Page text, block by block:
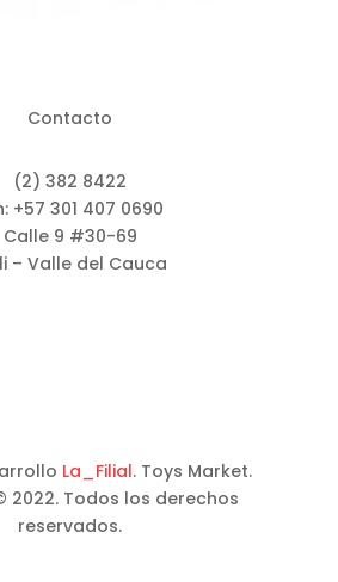
Contacto
(2) 382 8422
+57 301 407 0690
Calle 9 #30-69
– Valle del Cauca
La_Filial. Toys Market.
2022. Todos los derechos
reservados.